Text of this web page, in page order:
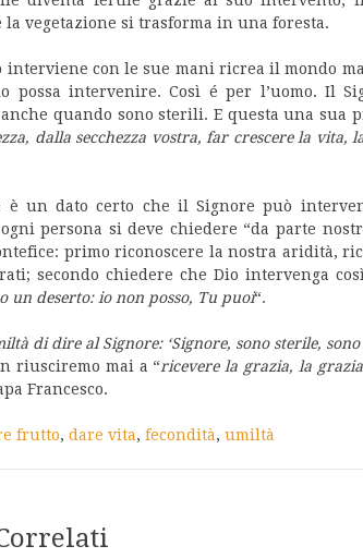
la vegetazione si trasforma in una foresta.
interviene con le sue mani ricrea il mondo
possa intervenire. Così é per l’uomo. Il
quando sono sterili. E questa una sua
dalla secchezza vostra, far crescere la vita,
è un dato certo che il Signore può
persona si deve chiedere “da parte
primo riconoscere la nostra aridità,
secondo chiedere che Dio intervenga
un deserto: io non posso, Tu puoi“.
di dire al Signore: ‘Signore, sono sterile, sono
riusciremo mai a “ricevere la grazia, la
Francesco.
frutto, dare vita, fecondità, umiltà